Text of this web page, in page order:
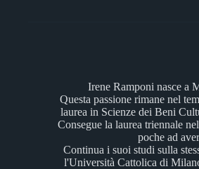
Irene Ramponi nasce a
Questa passione rimane nel
laurea in Scienze dei Beni
Consegue la laurea triennale
poche ad
Continua i suoi studi sulla
l'Università Cattolica di